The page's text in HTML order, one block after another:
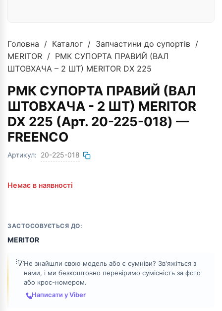
Головна / Каталог / Запчастини до супортів /
MERITOR / РМК СУПОРТА ПРАВИЙ (ВАЛ
ШТОВХАЧА – 2 ШТ) MERITOR DX 225
РМК СУПОРТА ПРАВИЙ (ВАЛ
ШТОВХАЧА - 2 ШТ) MERITOR
DX 225 (Арт. 20-225-018) —
FREENCO
Артикул: 20-225-018
ЗАСТОСОВУЄТЬСЯ ДО:
MERITOR
💡Не знайшли свою модель або є сумніви? Зв'яжіться з
нами, і ми безкоштовно перевіримо сумісність за фото
або крос-номером.
Написати у Viber
Немає в наявності